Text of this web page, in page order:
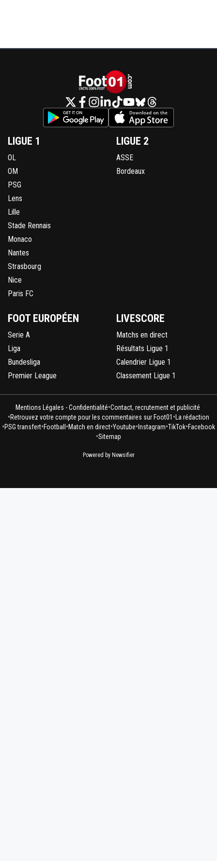
LIGUE 1
OL
OM
PSG
Lens
Lille
Stade Rennais
Monaco
Nantes
Strasbourg
Nice
Paris FC
LIGUE 2
ASSE
Bordeaux
FOOT EUROPÉEN
Serie A
Liga
Bundesliga
Premier League
LIVESCORE
Matchs en direct
Résultats Ligue 1
Calendrier Ligue 1
Classement Ligue 1
Mentions Légales - Confidentialité•Contact, recrutement et publicité
•Retrouvez votre compte pour les commentaires sur Foot01 • La rédaction
•PSG transfert•Football •Match en direct•Youtube• Instagram•TikTok•Facebook
•Sitemap
Powered by Newsifier